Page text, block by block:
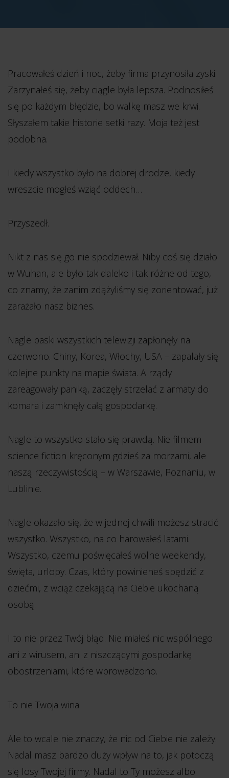
Pracowałeś dzień i noc, żeby firma przynosiła zyski.
Zarzynałeś się, żeby ciągle była lepsza. Podnosiłeś
się po każdym błędzie, bo walkę masz we krwi.
Słyszałem takie historie setki razy. Moja też jest
podobna.
I kiedy wszystko było na dobrej drodze, kiedy
wreszcie mogłeś wziąć oddech…
Przyszedł.
Nikt z nas się go nie spodziewał. Niby coś się działo
w Wuhan, ale było tak daleko i tak różne od tego,
co znamy, że zanim zdążyliśmy się zorientować, już
zarażało nasz biznes.
Nagle paski wszystkich telewizji zapłonęły na
czerwono. Chiny, Korea, Włochy, USA – zapalały się
kolejne punkty na mapie świata. A rządy
zareagowały paniką, zaczęły strzelać z armaty do
komara i zamknęły całą gospodarkę.
Nagle to wszystko stało się prawdą. Nie filmem
science fiction kręconym gdzieś za morzami, ale
naszą rzeczywistością – w Warszawie, Poznaniu, w
Lublinie.
Nagle okazało się, że w jednej chwili możesz stracić
wszystko. Wszystko, na co harowałeś latami.
Wszystko, czemu poświęcałeś wolne weekendy,
święta, urlopy. Czas, który powinieneś spędzić z
dziećmi, z wciąż czekającą na Ciebie ukochaną
osobą.
I to nie przez Twój błąd. Nie miałeś nic wspólnego
ani z wirusem, ani z niszczącymi gospodarkę
obostrzeniami, które wprowadzono.
To nie Twoja wina.
Ale to wcale nie znaczy, że nic od Ciebie nie zależy.
Nadal masz bardzo duży wpływ na to, jak potoczą
się losy Twojej firmy. Nadal to Ty możesz albo